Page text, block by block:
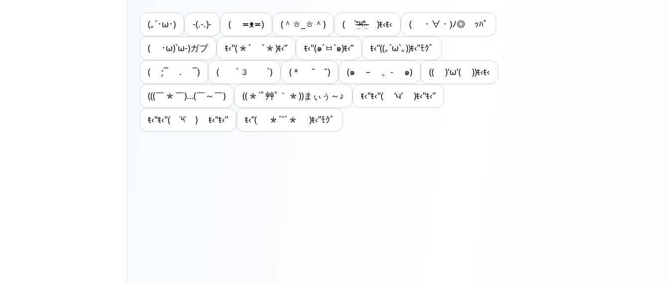
(｡´･ω･) -(.-.)- ( ≖ᴥ≖​) (＾ㅎ_ㅎ＾)‎ ( ⁼̴̶̤̀༥⁼̴̶̤́ )ŧ‹ŧ‹ ( ・∀・)ﾉ◎ ｯﾊﾟ
( ･ω)`ω-)ガブ ŧ‹"(*´ `*)ŧ‹” ŧ‹"(๑´ㅂ`๑)ŧ‹” ŧ‹”((｡´ω`｡))ŧ‹”ﾓｸﾞ
( ;¯ . ¯) ( ゜3 ゜) (＊ ˘ ˘) (๑ – 。- ๑) (( )'ω'( ))ŧ‹ŧ‹
(((￣*￣)…(￣～￣) ((*´ﾟ艸ﾟ｀*))まぃぅ～♪ ŧ‹"ŧ‹"( ‘ч’ )ŧ‹"ŧ‹”
ŧ‹"ŧ‹"( ˙༥˙ ) ŧ‹"ŧ‹” ŧ‹”( *ˊ˘ˋ* )ŧ‹”ﾓｸﾞ